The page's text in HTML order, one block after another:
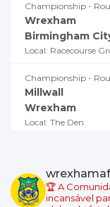
Championship -
Wrexham
Birmingham
Local: Racecourse
Championship -
Millwall
Wrexham
Local: The Den
Wrexham
Local: Swansea.com
🏆 A
incansável